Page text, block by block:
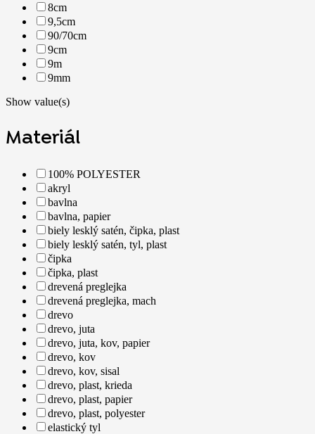
8cm
9,5cm
90/70cm
9cm
9m
9mm
Show value(s)
Materiál
100% POLYESTER
akryl
bavlna
bavlna, papier
biely lesklý satén, čipka, plast
biely lesklý satén, tyl, plast
čipka
čipka, plast
drevená preglejka
drevená preglejka, mach
drevo
drevo, juta
drevo, juta, kov, papier
drevo, kov
drevo, kov, sisal
drevo, plast, krieda
drevo, plast, papier
drevo, plast, polyester
elastický tyl